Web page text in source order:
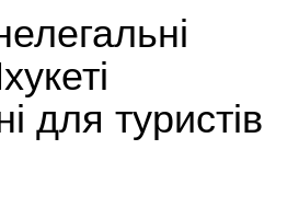
для туристів